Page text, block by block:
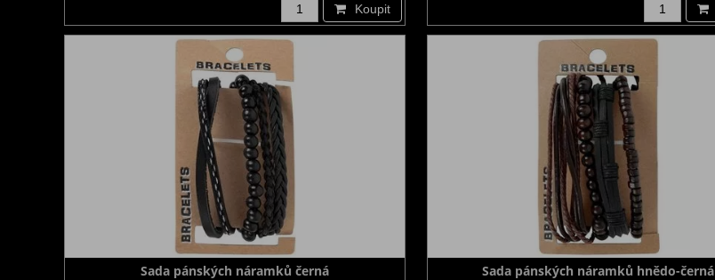
Koupit
Sada pánských náramků černá Sada pánských náramků hnědo-černá